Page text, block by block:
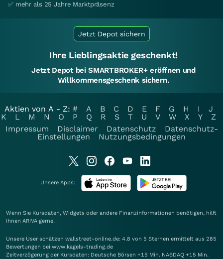
✅ mehr als 25 Jahre Marktpräsenz
Jetzt Depot sichern
Ihre Lieblingsaktie geschenkt!
Jetzt Depot bei SMARTBROKER+ eröffnen und
Willkommensgeschenk sichern.
Aktien von A - Z: # A B C D E F G H I
J
K
L M N O P Q R S T U V W X Y
Z
Impressum
Disclaimer Datenschutz
Datenschutz-
Einstellungen
Nutzungsbedingungen
Unsere Apps:
Wenn Sie Kursdaten, Widgets oder andere Finanzinformationen benötigen, hilft
Ihnen ARIVA gerne.
Unsere User schätzen wallstreet-online.de: 4.8 von 5 Sternen ermittelt aus 285
Bewertungen bei www.kagels-trading.de
Zeitverzögerung der Kursdaten: Deutsche Börsen +15 Min. NASDAQ +15 Min.